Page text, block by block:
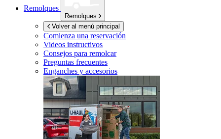
Remolques
Remolques
Volver al menú principal
Comienza una reservación
Videos instructivos
Consejos para remolcar
Preguntas frecuentes
Enganches y accesorios